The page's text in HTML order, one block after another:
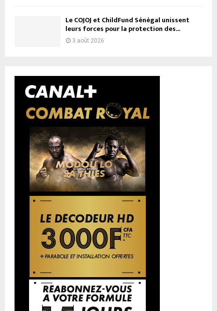
Le COJOJ et ChildFund Sénégal unissent
leurs forces pour la protection des...
3 août 2026